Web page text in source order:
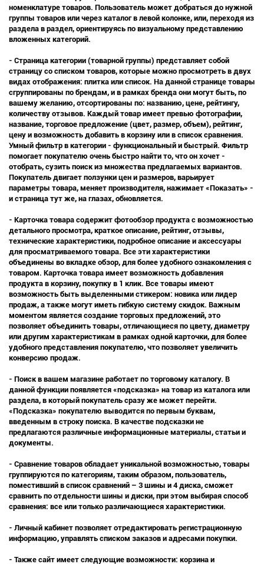
номенклатуре товаров. Пользователь может добраться до нужной
группы товаров или через каталог в левой колонке, или, переходя из
раздела в раздел, ориентируясь по визуальному представлению
вложенных категорий.
- Страница категории (товарной группы) представляет собой
страницу со списком товаров, которые можно просмотреть в двух
видах отображения: плитка или список. На данной странице товары
сгруппированы по брендам, и в рамках бренда они могут быть, по
вашему желанию, отсортированы по: названию, цене, рейтингу,
количеству отзывов. Каждый товар имеет превью фотографии,
название, торговое предложение (цвет, размер, объем), рейтинг,
цену и возможность добавить в корзину или в список сравнения.
Умный фильтр в категории - функциональный и быстрый. Фильтр
помогает покупателю очень быстро найти то, что он хочет -
отобрать, сузить поиск из множества предлагаемых вариантов.
Покупатель двигает ползунки цен и размеров, варьирует
параметры товара, меняет производителя, нажимает «Показать» -
и страница тут же, на глазах, обновляется.
- Карточка товара содержит фотообзор продукта с возможностью
детального просмотра, краткое описание, рейтинг, отзывы,
технические характеристики, подробное описание и аксессуары
для просматриваемого товара. Все эти характеристики
объединены во вкладке обзор, для более удобного ознакомления с
товаром. Карточка товара имеет возможность добавления
продукта в корзину, покупку в 1 клик. Все товары имеют
возможность быть выделенными стикером: новика или лидер
продаж, а также могут иметь гибкую систему скидок. Важным
моментом является создание торговых предложений, это
позволяет объединить товары, отличающиеся по цвету, диаметру
или другим характеристикам в рамках одной карточки, для более
удобного представления покупателю, что позволяет увеличить
конверсию продаж.
- Поиск в вашем магазине работает по торговому каталогу. В
данной функции появляется «подсказка» на товар из каталога или
раздела, в который покупатель сразу же может перейти.
«Подсказка» покупателю выводится по первым буквам,
введенным в строку поиска. В качестве подсказки не
предлагаются различные информационные материалы, статьи и
документы.
- Сравнение товаров обладает уникальной возможностью, товары
группируются по категориям, таким образом, пользователь,
поместивший в список сравнений – 3 шины и 4 диска, сможет
сравнить по отдельности шины и диски, при этом выбирая способ
сравнения: все или только различающиеся характеристики.
- Личный кабинет позволяет отредактировать регистрационную
информацию, управлять списком заказов и адресами покупки.
- Также сайт имеет следующие возможности: корзина и